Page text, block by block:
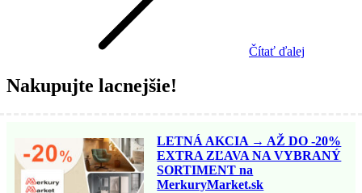
Čítať ďalej
Nakupujte lacnejšie!
LETNÁ AKCIA → AŽ DO -20%
EXTRA ZĽAVA NA VYBRANÝ
SORTIMENT na
MerkuryMarket.sk